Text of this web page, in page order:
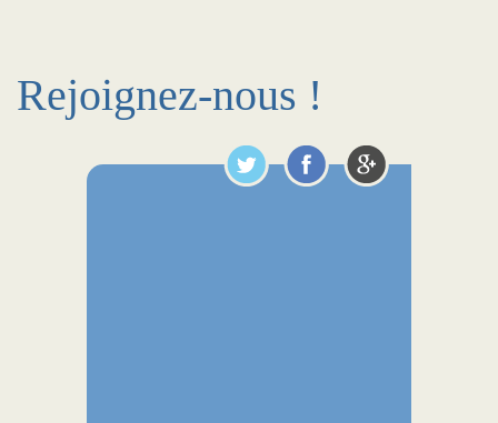
Rejoignez-nous !